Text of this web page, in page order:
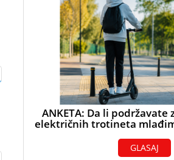
ANKETA: Da li podržavate
električnih trotineta
GLASAJ